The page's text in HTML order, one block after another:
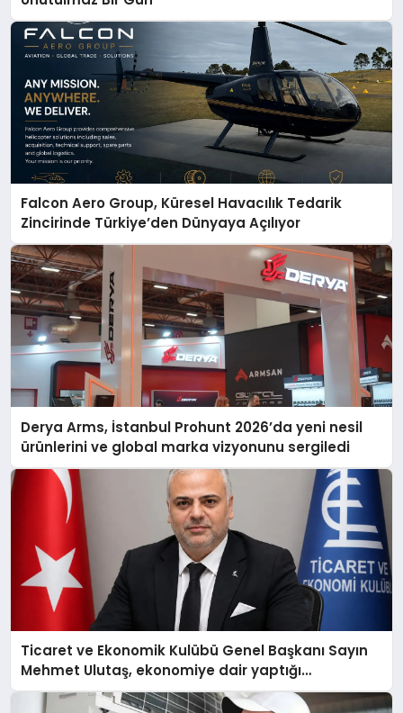
Falcon Aero Group, Küresel Havacılık Tedarik
Zincirinde Türkiye’den Dünyaya Açılıyor
Derya Arms, İstanbul Prohunt 2026’da yeni nesil
ürünlerini ve global marka vizyonunu sergiledi
Ticaret ve Ekonomik Kulübü Genel Başkanı Sayın
Mehmet Ulutaş, ekonomiye dair yaptığı
açıklamada şunları kaydetti: